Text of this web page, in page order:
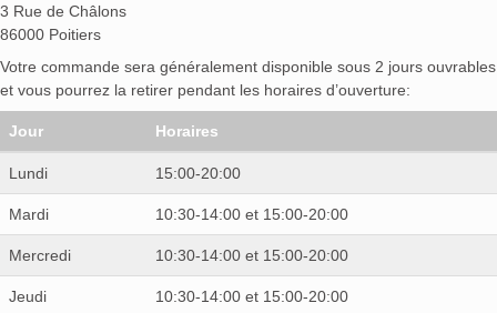
3 Rue de Châlons
86000 Poitiers
Votre commande sera généralement disponible sous 2 jours ouvrables
et vous pourrez la retirer pendant les horaires d’ouverture:
Jour Horaires
Lundi 15:00-20:00
Mardi 10:30-14:00 et 15:00-20:00
Mercredi 10:30-14:00 et 15:00-20:00
Jeudi 10:30-14:00 et 15:00-20:00